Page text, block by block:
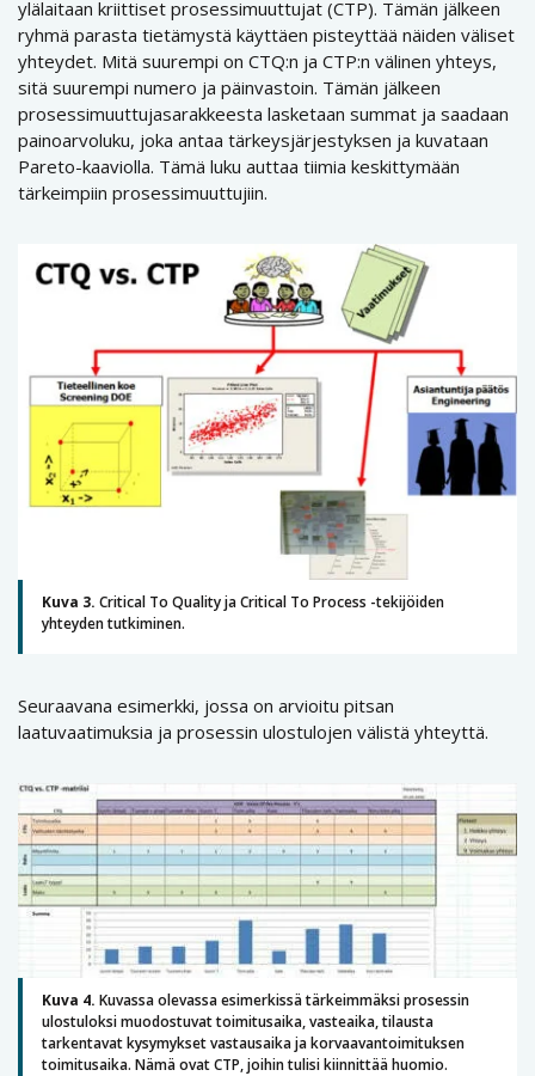
ylälaitaan kriittiset prosessimuuttujat (CTP). Tämän jälkeen
ryhmä parasta tietämystä käyttäen pisteyttää näiden väliset
yhteydet. Mitä suurempi on CTQ:n ja CTP:n välinen yhteys,
sitä suurempi numero ja päinvastoin. Tämän jälkeen
prosessimuuttujasarakkeesta lasketaan summat ja saadaan
painoarvoluku, joka antaa tärkeysjärjestyksen ja kuvataan
Pareto-kaaviolla. Tämä luku auttaa tiimia keskittymään
tärkeimpiin prosessimuuttujiin.
Kuva 3. Critical To Quality ja Critical To Process -tekijöiden
yhteyden tutkiminen.
Seuraavana esimerkki, jossa on arvioitu pitsan
laatuvaatimuksia ja prosessin ulostulojen välistä yhteyttä.
Kuva 4. Kuvassa olevassa esimerkissä tärkeimmäksi prosessin
ulostuloksi muodostuvat toimitusaika, vasteaika, tilausta
tarkentavat kysymykset vastausaika ja korvaavantoimituksen
toimitusaika. Nämä ovat CTP, joihin tulisi kiinnittää huomio.